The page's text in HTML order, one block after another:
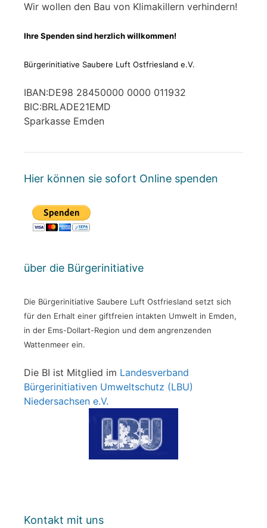
Wir wollen den Bau von Klimakillern verhindern!
Ihre Spenden sind herzlich willkommen!
Bürgerinitiative Saubere Luft Ostfriesland e.V.
IBAN:DE98 28450000 0000 011932
BIC:BRLADE21EMD
Sparkasse Emden
Hier können sie sofort Online spenden
über die Bürgerinitiative
Die Bürgerinitiative Saubere Luft Ostfriesland setzt sich
für den Erhalt einer giftfreien intakten Umwelt in Emden,
in der Ems-Dollart-Region und dem angrenzenden
Wattenmeer ein.
Die BI ist Mitglied im Landesverband
Bürgerinitiativen Umweltschutz (LBU)
Niedersachsen e.V.
Kontakt mit uns